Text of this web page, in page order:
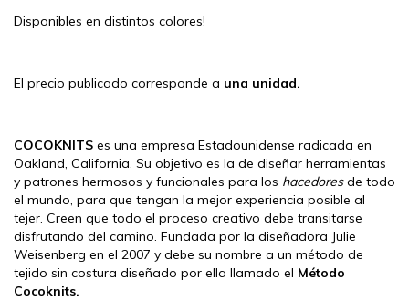
Disponibles en distintos colores!
El precio publicado corresponde a una unidad.
COCOKNITS es una empresa Estadounidense radicada en
Oakland, California. Su objetivo es la de diseñar herramientas
y patrones hermosos y funcionales para los hacedoresde todo
el mundo, para que tengan la mejor experiencia posible al
tejer. Creen que todo el proceso creativo debe transitarse
disfrutando del camino. Fundada por la diseñadora Julie
Weisenberg en el 2007 y debe su nombre a un método de
tejido sin costura diseñado por ella llamado el Método
Cocoknits.